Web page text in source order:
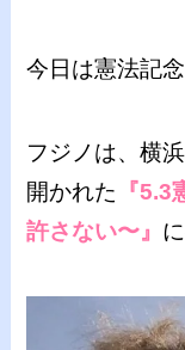
今日は憲法記念
フジノは、横
開かれた
『
許さない〜』